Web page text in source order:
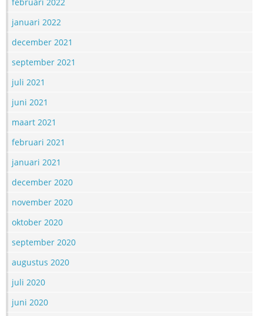
februari 2022
januari 2022
december 2021
september 2021
juli 2021
juni 2021
maart 2021
februari 2021
januari 2021
december 2020
november 2020
oktober 2020
september 2020
augustus 2020
juli 2020
juni 2020